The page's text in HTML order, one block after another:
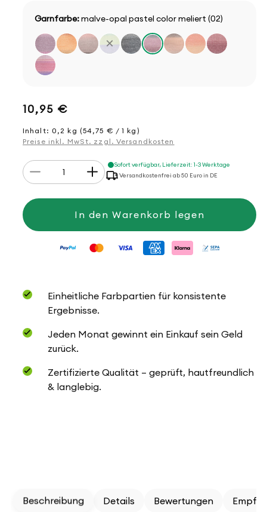
Garnfarbe:malve-opal pastel color meliert (02)
×
Normaler
Preis
10,95 €
Inhalt: 0,2 kg (54,75 € / 1 kg)
Preise inkl. MwSt. zzgl. Versandkosten
Anzahl
Verringere
die
für
Erhöhe
die
Pastello
Sofort verfügbar, Lieferzeit: 1-3 Werktage
Versandkostenfrei ab 50 Euro in DE
In den Warenkorb legen
Einheitliche Farbpartien für konsistente
Ergebnisse.
Jeden Monat gewinnt ein Einkauf sein Geld
zurück.
Zertifizierte Qualität – geprüft, hautfreundlich
& langlebig.
Beschreibung Details Bewertungen